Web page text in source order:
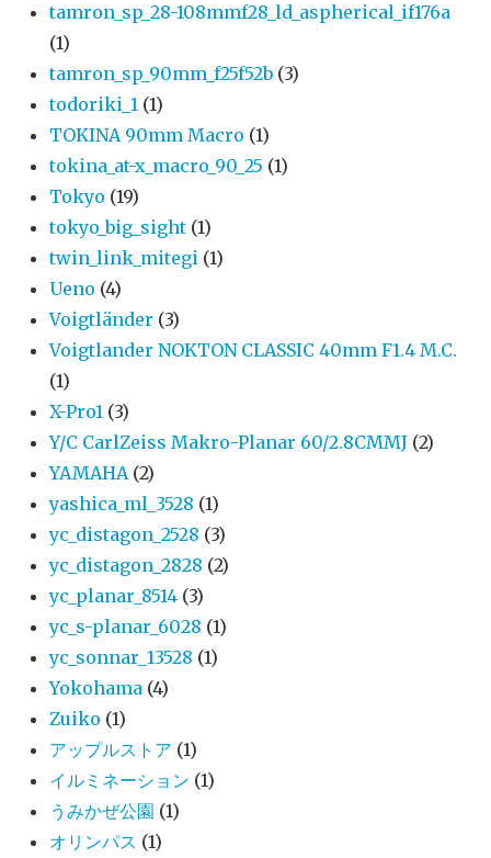
tamron_sp_28-108mmf28_ld_aspherical_if176a
(1)
tamron_sp_90mm_f25f52b (3)
todoriki_1 (1)
TOKINA 90mm Macro (1)
tokina_at-x_macro_90_25 (1)
Tokyo (19)
tokyo_big_sight (1)
twin_link_mitegi (1)
Ueno (4)
Voigtländer (3)
Voigtlander NOKTON CLASSIC 40mm F1.4 M.C.
(1)
X-Pro1 (3)
Y/C CarlZeiss Makro-Planar 60/2.8CMMJ (2)
YAMAHA (2)
yashica_ml_3528 (1)
yc_distagon_2528 (3)
yc_distagon_2828 (2)
yc_planar_8514 (3)
yc_s-planar_6028 (1)
yc_sonnar_13528 (1)
Yokohama (4)
Zuiko (1)
アップルストア (1)
イルミネーション (1)
うみかぜ公園 (1)
オリンパス (1)